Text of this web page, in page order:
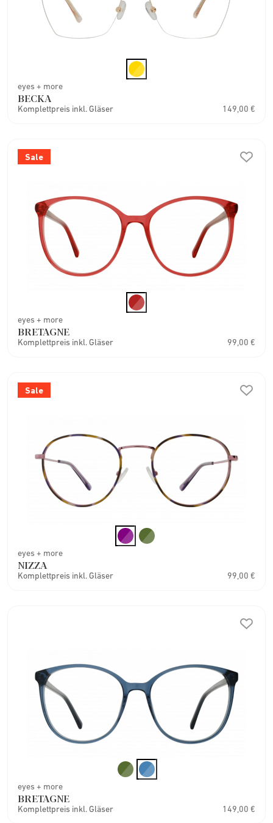
eyes + more
BECKA
Komplettpreis inkl. Gläser 149,00 €
Sale
eyes + more
BRETAGNE
Komplettpreis inkl. Gläser 99,00 €
Sale
eyes + more
NIZZA
Komplettpreis inkl. Gläser 99,00 €
eyes + more
BRETAGNE
Komplettpreis inkl. Gläser 149,00 €